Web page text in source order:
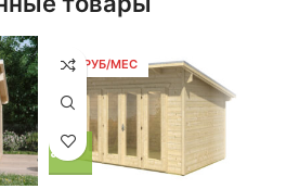
100 РУБ/МЕС